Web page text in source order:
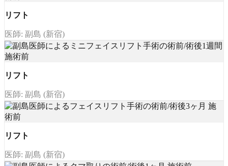
リフト
医師: 副島 (新宿)
リフト
医師: 副島 (新宿)
リフト
医師: 副島 (新宿)